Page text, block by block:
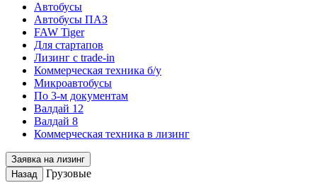
Автобусы
Автобусы ПАЗ
FAW Tiger
Для стартапов
Лизинг с trade-in
Коммерческая техника б/у
Микроавтобусы
По 3-м документам
Валдай 12
Валдай 8
Коммерческая техника в лизинг
Заявка на лизинг
Назад
Грузовые